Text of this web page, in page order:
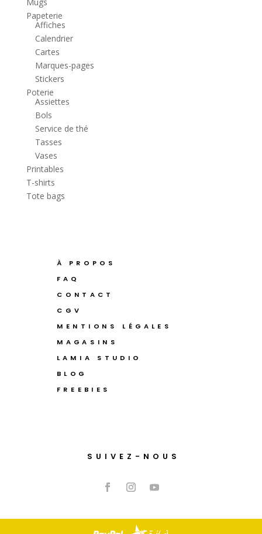
Mugs
Papeterie
Affiches
Calendrier
Cartes
Marques-pages
Stickers
Poterie
Assiettes
Bols
Service de thé
Tasses
Vases
Printables
T-shirts
Tote bags
À PROPOS
FAQ
CONTACT
CGV
MENTIONS LÉGALES
MAGASINS
LAMIA STUDIO
BLOG
FREEBIES
SUIVEZ-NOUS